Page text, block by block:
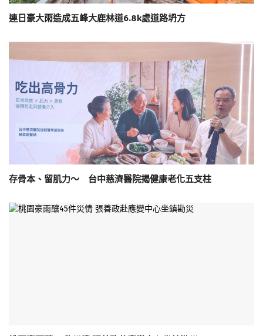
連日豪大雨造成五峰大鹿林道6.8k處道路坍方
存骨本、留肌力～ 台中慈濟醫院揭健康老化五支柱